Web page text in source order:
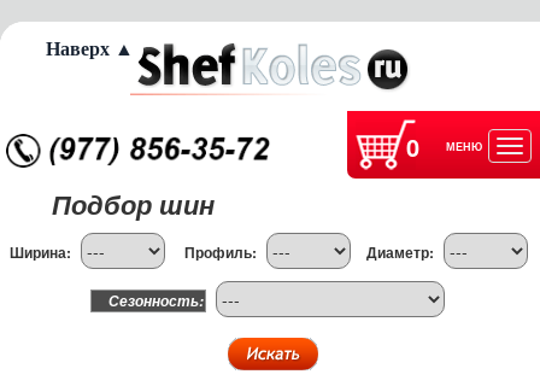
0 МЕНЮ
Подбор шин
Ширина: Профиль: Диаметр:
Сезонность:
Наверх ▲